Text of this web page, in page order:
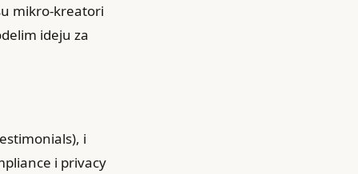
mikro‑kreatori
ideju za
i
i privacy